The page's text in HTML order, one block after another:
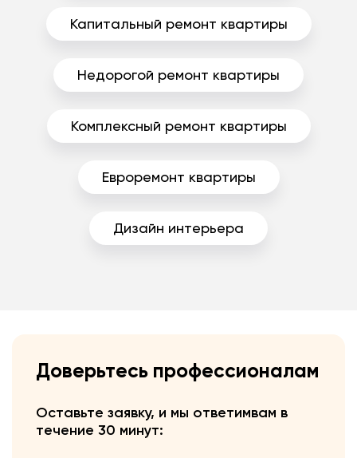
Капитальный ремонт квартиры
Недорогой ремонт квартиры
Комплексный ремонт квартиры
Евроремонт квартиры
Дизайн интерьера
Доверьтесь профессионалам
Оставьте заявку, и мы ответимвам в
течение 30 минут: